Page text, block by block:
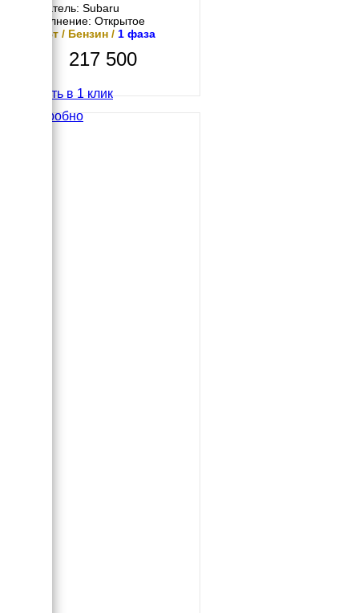
Двигатель: Subaru
Исполнение: Открытое
12 кВт / Бензин / 1 фаза
217 500
Купить в 1 клик
Подробно